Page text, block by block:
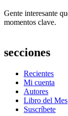
Gente interesante
momentos clave.
secciones
Recientes
Mi cuenta
Autores
Libro del Mes
Suscríbete